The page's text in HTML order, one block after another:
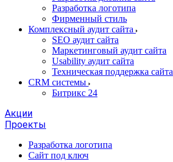
Разработка логотипа
Фирменный стиль
Комплексный аудит сайта
SEO аудит сайта
Маркетинговый аудит сайта
Usability аудит сайта
Техническая поддержка сайта
CRM системы
Битрикс 24
Акции
Проекты
Разработка логотипа
Сайт под ключ